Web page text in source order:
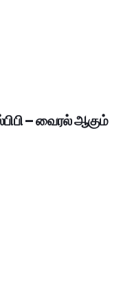
– வைரல் ஆகும்